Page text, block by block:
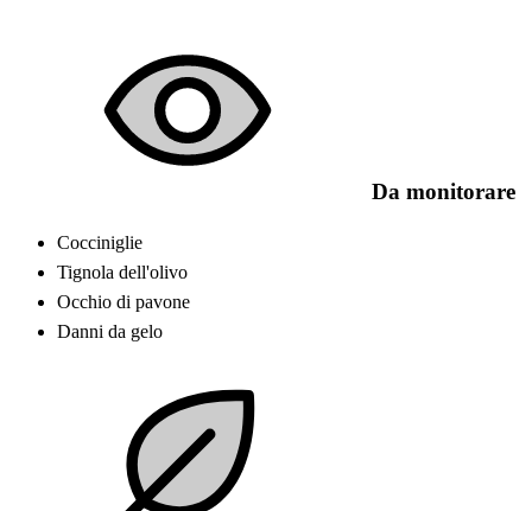
Da monitorare
Cocciniglie
Tignola dell'olivo
Occhio di pavone
Danni da gelo